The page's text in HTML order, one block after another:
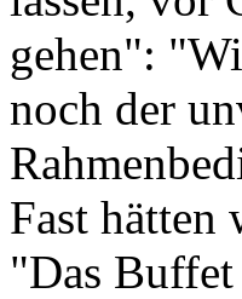
gehen":
noch der
Fast hätten
"Das